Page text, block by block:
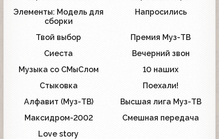
18
Элементы: Модель для
сборки
Напросились
Твой выбор Премия Муз-ТВ
Сиеста Вечерний звон
7
Музыка со СМыСлом 10 наших
Стыковка Поехали!
Алфавит (Муз-ТВ) 1
Высшая лига Муз-ТВ
Максидром-2002 2
Смешная передача
Love story